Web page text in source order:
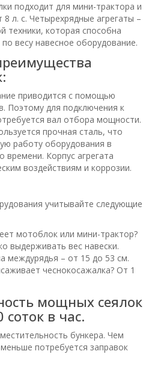
подходит для мини-трактора и
л. с. Четырехрядные агрегаты –
техники, которая способна
весу навесное оборудование.
приводится с помощью
Поэтому для подключения к
вал отбора мощности.
прочная сталь, что
работу оборудования в
времени. Корпус агрегата
воздействиям и коррозии.
учитывайте следующие
мотоблок или мини-трактор?
выдерживать вес навески.
междурядья – от 15 до 53 см.
чеснокосажалка? От 1
мощных сеялок
соток в час.
бункера. Чем
потребуется заправок